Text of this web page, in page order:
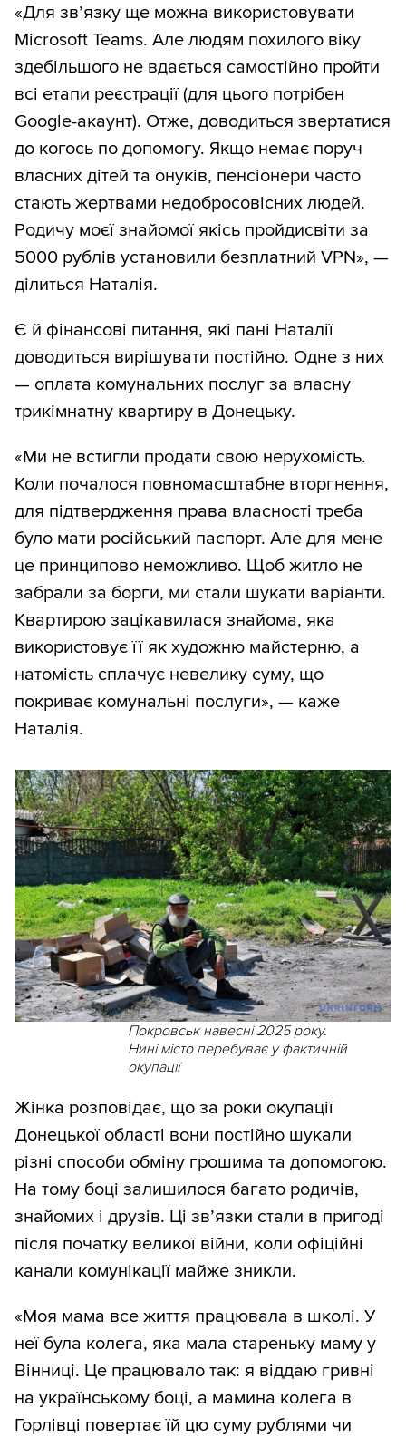
«Для зв’язку ще можна використовувати
Microsoft Teams. Але людям похилого віку
здебільшого не вдається самостійно пройти
всі етапи реєстрації (для цього потрібен
Google-акаунт). Отже, доводиться звертатися
до когось по допомогу. Якщо немає поруч
власних дітей та онуків, пенсіонери часто
стають жертвами недобросовісних людей.
Родичу моєї знайомої якісь пройдисвіти за
5000 рублів установили безплатний VPN», —
ділиться Наталія.
Є й фінансові питання, які пані Наталії
доводиться вирішувати постійно. Одне з них
— оплата комунальних послуг за власну
трикімнатну квартиру в Донецьку.
«Ми не встигли продати свою нерухомість.
Коли почалося повномасштабне вторгнення,
для підтвердження права власності треба
було мати російський паспорт. Але для мене
це принципово неможливо. Щоб житло не
забрали за борги, ми стали шукати варіанти.
Квартирою зацікавилася знайома, яка
використовує її як художню майстерню, а
натомість сплачує невелику суму, що
покриває комунальні послуги», — каже
Наталія.
Покровськ навесні 2025 року.
Нині місто перебуває у фактичній
окупації
Жінка розповідає, що за роки окупації
Донецької області вони постійно шукали
різні способи обміну грошима та допомогою.
На тому боці залишилося багато родичів,
знайомих і друзів. Ці зв’язки стали в пригоді
після початку великої війни, коли офіційні
канали комунікації майже зникли.
«Моя мама все життя працювала в школі. У
неї була колега, яка мала стареньку маму у
Вінниці. Це працювало так: я віддаю гривні
на українському боці, а мамина колега в
Горлівці повертає їй цю суму рублями чи